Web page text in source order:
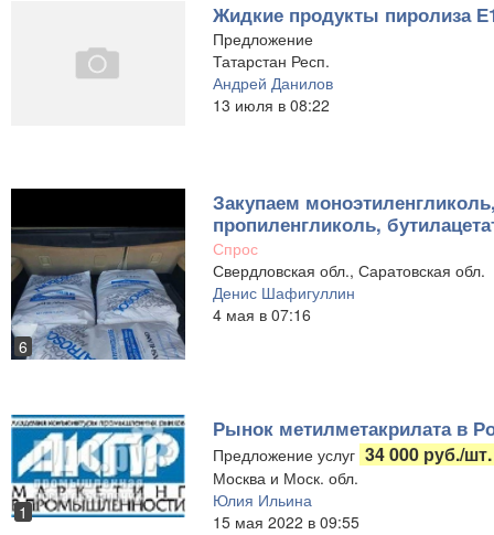
Жидкие продукты пиролиза
Предложение
Татарстан Респ.
Андрей Данилов
13 июля в 08:22
6
Закупаем
пропиленгликоль,
Спрос
Свердловская обл., Саратовская обл.
Денис Шафигуллин
4 мая в 07:16
1
Рынок метилметакрилата в
Предложение услуг 34 000 руб./шт.
Москва и Моск. обл.
Юлия Ильина
15 мая 2022 в 09:55